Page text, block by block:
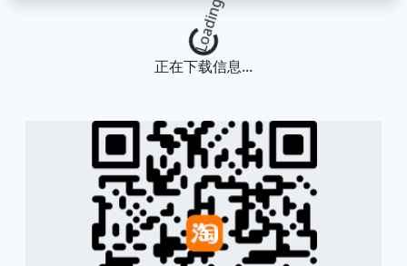
Loading...
正在下载信息...